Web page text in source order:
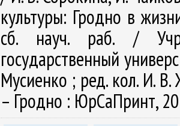
культуры: Гродно в
сб. науч. раб. /
государственный
Мусиенко ; ред. кол. И. В.
– Гродно : ЮрСаПринт,